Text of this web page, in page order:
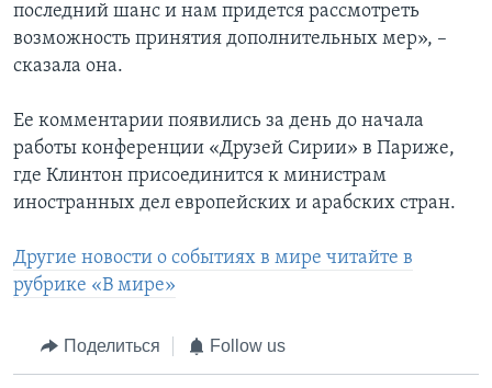
последний шанс и нам придется рассмотреть
возможность принятия дополнительных мер», –
сказала она.
Ее комментарии появились за день до начала
работы конференции «Друзей Сирии» в Париже,
где Клинтон присоединится к министрам
иностранных дел европейских и арабских стран.
Другие новости о событиях в мире читайте в
рубрике «В мире»
Поделиться Follow us